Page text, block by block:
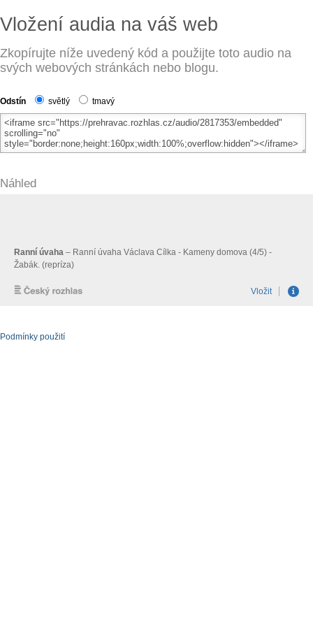
Vložení audia na váš web
Zkopírujte níže uvedený kód a použijte toto audio na
svých webových stránkách nebo blogu.
Odstín světlý tmavý
Náhled
Podmínky použití